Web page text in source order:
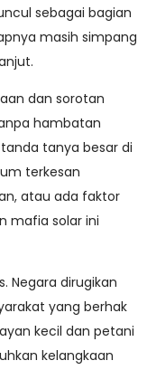
sebagai bagian
masih simpang
dan sorotan
hambatan
tanya besar di
terkesan
atau ada faktor
mafia solar ini
Negara dirugikan
yang berhak
kecil dan petani
kelangkaan